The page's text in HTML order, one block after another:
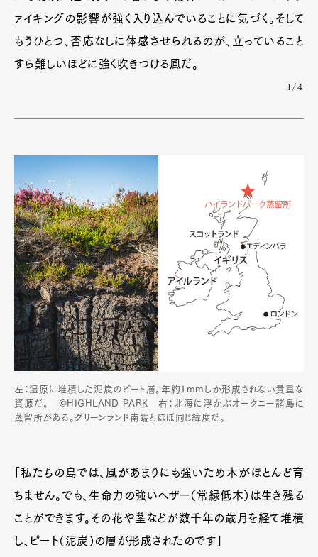
Art&DesignWatch
Fashion
Gourmet
Pen Membership
Magazine
Contact
ァイキングの影響が強く入り込んでいることに気づく。そして
もうひとつ、否応なしに体感させられるのが、立っていること
すら難しいほどに強く吹きつける風だ。
1/4
左：湿原に堆積した泥炭のピート層。年約1mmしか形成されない貴重な
資源だ。 ©HIGHLAND PARK 右：北海に浮かぶオークニー諸島に
蒸留所がある。グリーンランド南端とほぼ同じ緯度だ。
「私たちの島では、風があまりにも強いため木がほとんど育
ちません。でも、生命力の強いヘザー（常緑低木）は生き残る
ことができます。その花や茎などが数千年の歳月を経て堆積
し、ピート（泥炭）の層が形成されたのです」